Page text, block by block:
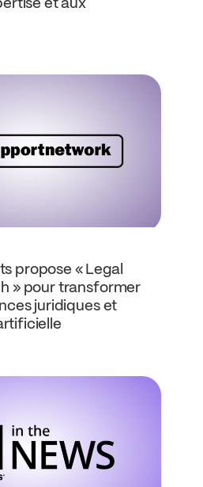
et aux
propose « Legal
» pour transformer
juridiques et